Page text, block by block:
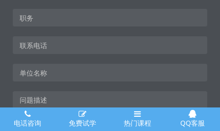
电话咨询 免费试学 热门课程 QQ客服